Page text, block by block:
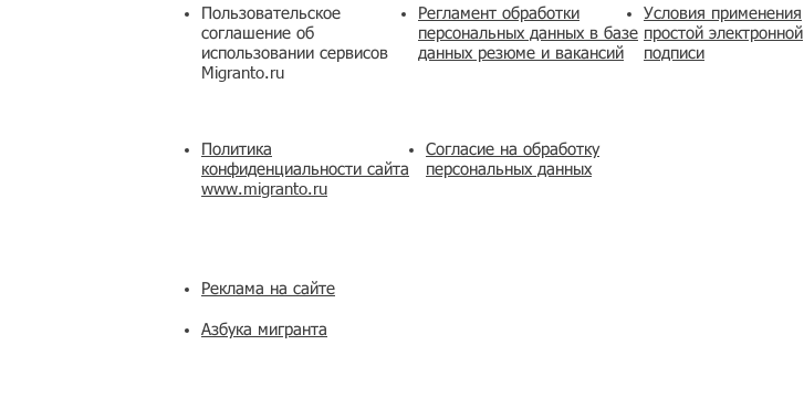
Пользовательское
соглашение об
использовании сервисов
Migranto.ru
Регламент обработки
персональных данных в базе
данных резюме и вакансий
Политика
конфиденциальности сайта
www.migranto.ru
Согласие на обработку
персональных данных
Реклама на сайте
Азбука мигранта
Условия применения
простой электронной
подписи